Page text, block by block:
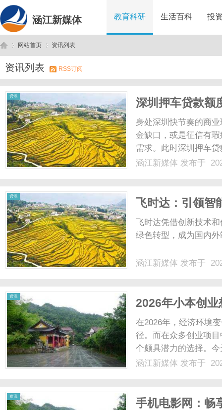
涵江新媒体 教育科研 生活百科 投
涵 ›
网站首页
›
资讯列表
资讯列表 RSS订阅
资讯
深圳押车贷款额
身处深圳快节奏的商
金缺口，或是征信有
需求。此时深圳押车
低、额度更高、利率
涵江新媒体 发布于
资讯
飞时达：引领智
飞时达凭借创新技术
绿色转型，成为国内
涵江新媒体 发布于
资讯
2026年小本创
业新路径！
在2026年，经济环境
径。而在众多创业项
个颇具潜力的选择。
副业新路径，而繁灯
涵江新媒体 发布于
资讯
手机电影网：畅